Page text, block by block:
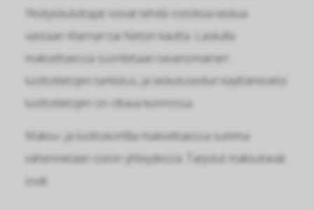
Yksityiskuluttajat voivat tehdä ostoksia laskua
vastaan Klarnan tai Netsin kautta. Laskulla
maksettaessa suoritetaan tavanomainen
luottotietojen tarkistus, ja laskutusedun käyttämiseksi
luottotietojen on oltava kunnossa.
Maksu- ja luottokortilla maksettaessa summa
vähennetään oston yhteydessä. Tarjotut maksutavat
ovat: